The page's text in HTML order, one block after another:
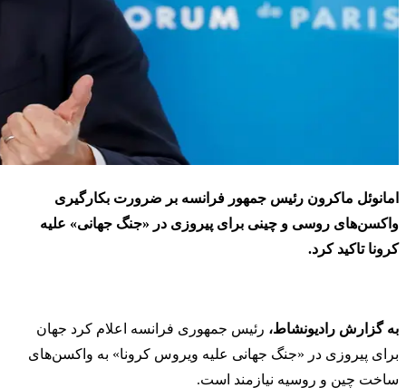
امانوئل ماکرون رئیس جمهور فرانسه بر ضرورت بکارگیری
واکسن‌های روسی و چینی برای پیروزی در «جنگ جهانی» علیه
کرونا تاکید کرد.
به گزارش رادیونشاط، رئيس جمهوری فرانسه اعلام کرد جهان
برای پیروزی در «جنگ جهانی علیه ویروس کرونا» به واکسن‌های
ساخت چین و روسیه نیازمند است.